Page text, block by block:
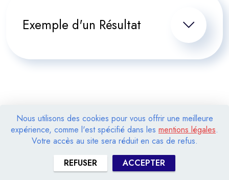
Nous utilisons des cookies pour vous offrir une meilleure
expérience, comme l'est spécifié dans les mentions légales.
Votre accès au site sera réduit en cas de refus.
REFUSER
ACCEPTER
Exemple d'un Résultat